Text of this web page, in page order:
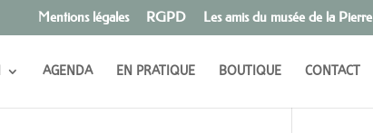
Mentions légales RGPD Les amis du musée de la Pierre
AGENDA EN PRATIQUE BOUTIQUE CONTACT